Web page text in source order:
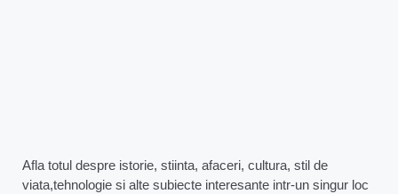
Afla totul despre istorie, stiinta, afaceri, cultura, stil de
viata,tehnologie si alte subiecte interesante intr-un singur loc